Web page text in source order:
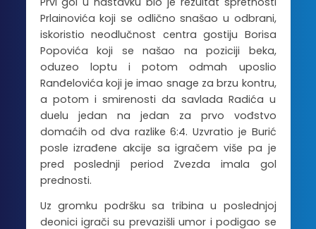
Prlainovića koji se odlično snašao u odbrani,
iskoristio neodlučnost centra gostiju Borisa
Popovića koji se našao na poziciji beka,
oduzeo loptu i potom odmah uposlio
Ranđelovića koji je imao snage za brzu kontru,
a potom i smirenosti da savlada Radića u
duelu jedan na jedan za prvo vođstvo
domaćih od dva razlike 6:4. Uzvratio je Burić
posle izrađene akcije sa igračem više pa je
pred poslednji period Zvezda imala gol
prednosti.
Uz gromku podršku sa tribina u poslednjoj
deonici igrači su prevazišli umor i podigao se